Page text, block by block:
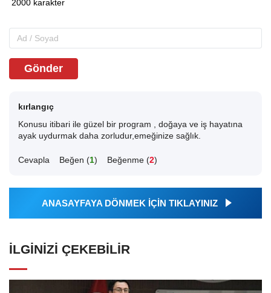
Gönder
kırlangıç
Konusu itibari ile güzel bir program , doğaya ve iş hayatına
ayak uydurmak daha zorludur,emeğinize sağlık.
Cevapla Beğen (1) Beğenme (2)
ANASAYFAYA DÖNMEK İÇİN TIKLAYINIZ
İLGINIZI ÇEKEBILIR